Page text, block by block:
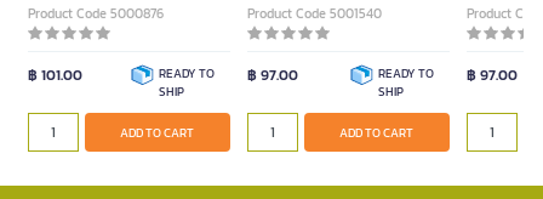
Product Code 5000876
฿ 101.00
READY TO
SHIP
ADD TO CART
Product Code 5001540
฿ 97.00
READY TO
SHIP
ADD TO CART
Product
฿ 97.00